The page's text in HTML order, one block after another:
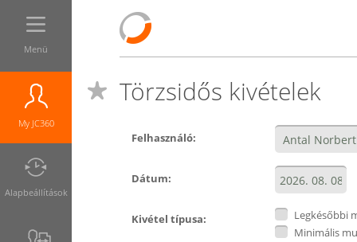
Menü
My JC360
Alapbeállítások
Törzsidős kivételek
Felhasználó:
Dátum:
Kivétel típusa:
Legkésőbbi
Minimális